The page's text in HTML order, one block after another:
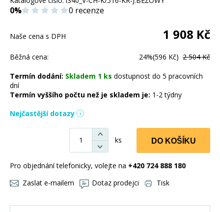
0% 0 recenze
Naše cena s DPH 1 908 Kč
Běžná cena: 24%(596 Kč) 2 504 Kč
Termín dodání: Skladem 1 ks dostupnost do 5 pracovních
dní
Termín vyššího počtu než je skladem je: 1-2 týdny
Nejčastější dotazy
ks DO KOŠÍKU
Pro objednání telefonicky, volejte na +420 724 888 180
Zaslat e-mailem
Dotaz prodejci Tisk